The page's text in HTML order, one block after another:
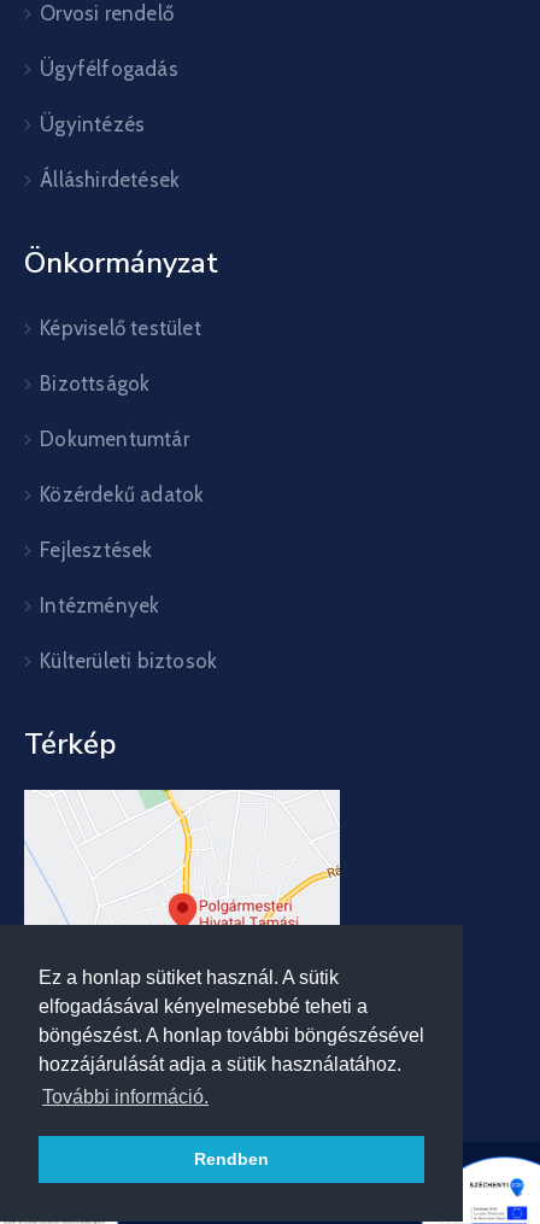
Ez a honlap sütiket használ. A sütik
elfogadásával kényelmesebbé teheti a
böngészést. A honlap további böngészésével
hozzájárulását adja a sütik használatához.
További információ.
Rendben
Orvosi rendelő
Ügyfélfogadás
Ügyintézés
Álláshirdetések
Önkormányzat
Képviselő testület
Bizottságok
Dokumentumtár
Közérdekű adatok
Fejlesztések
Intézmények
Külterületi biztosok
Térkép